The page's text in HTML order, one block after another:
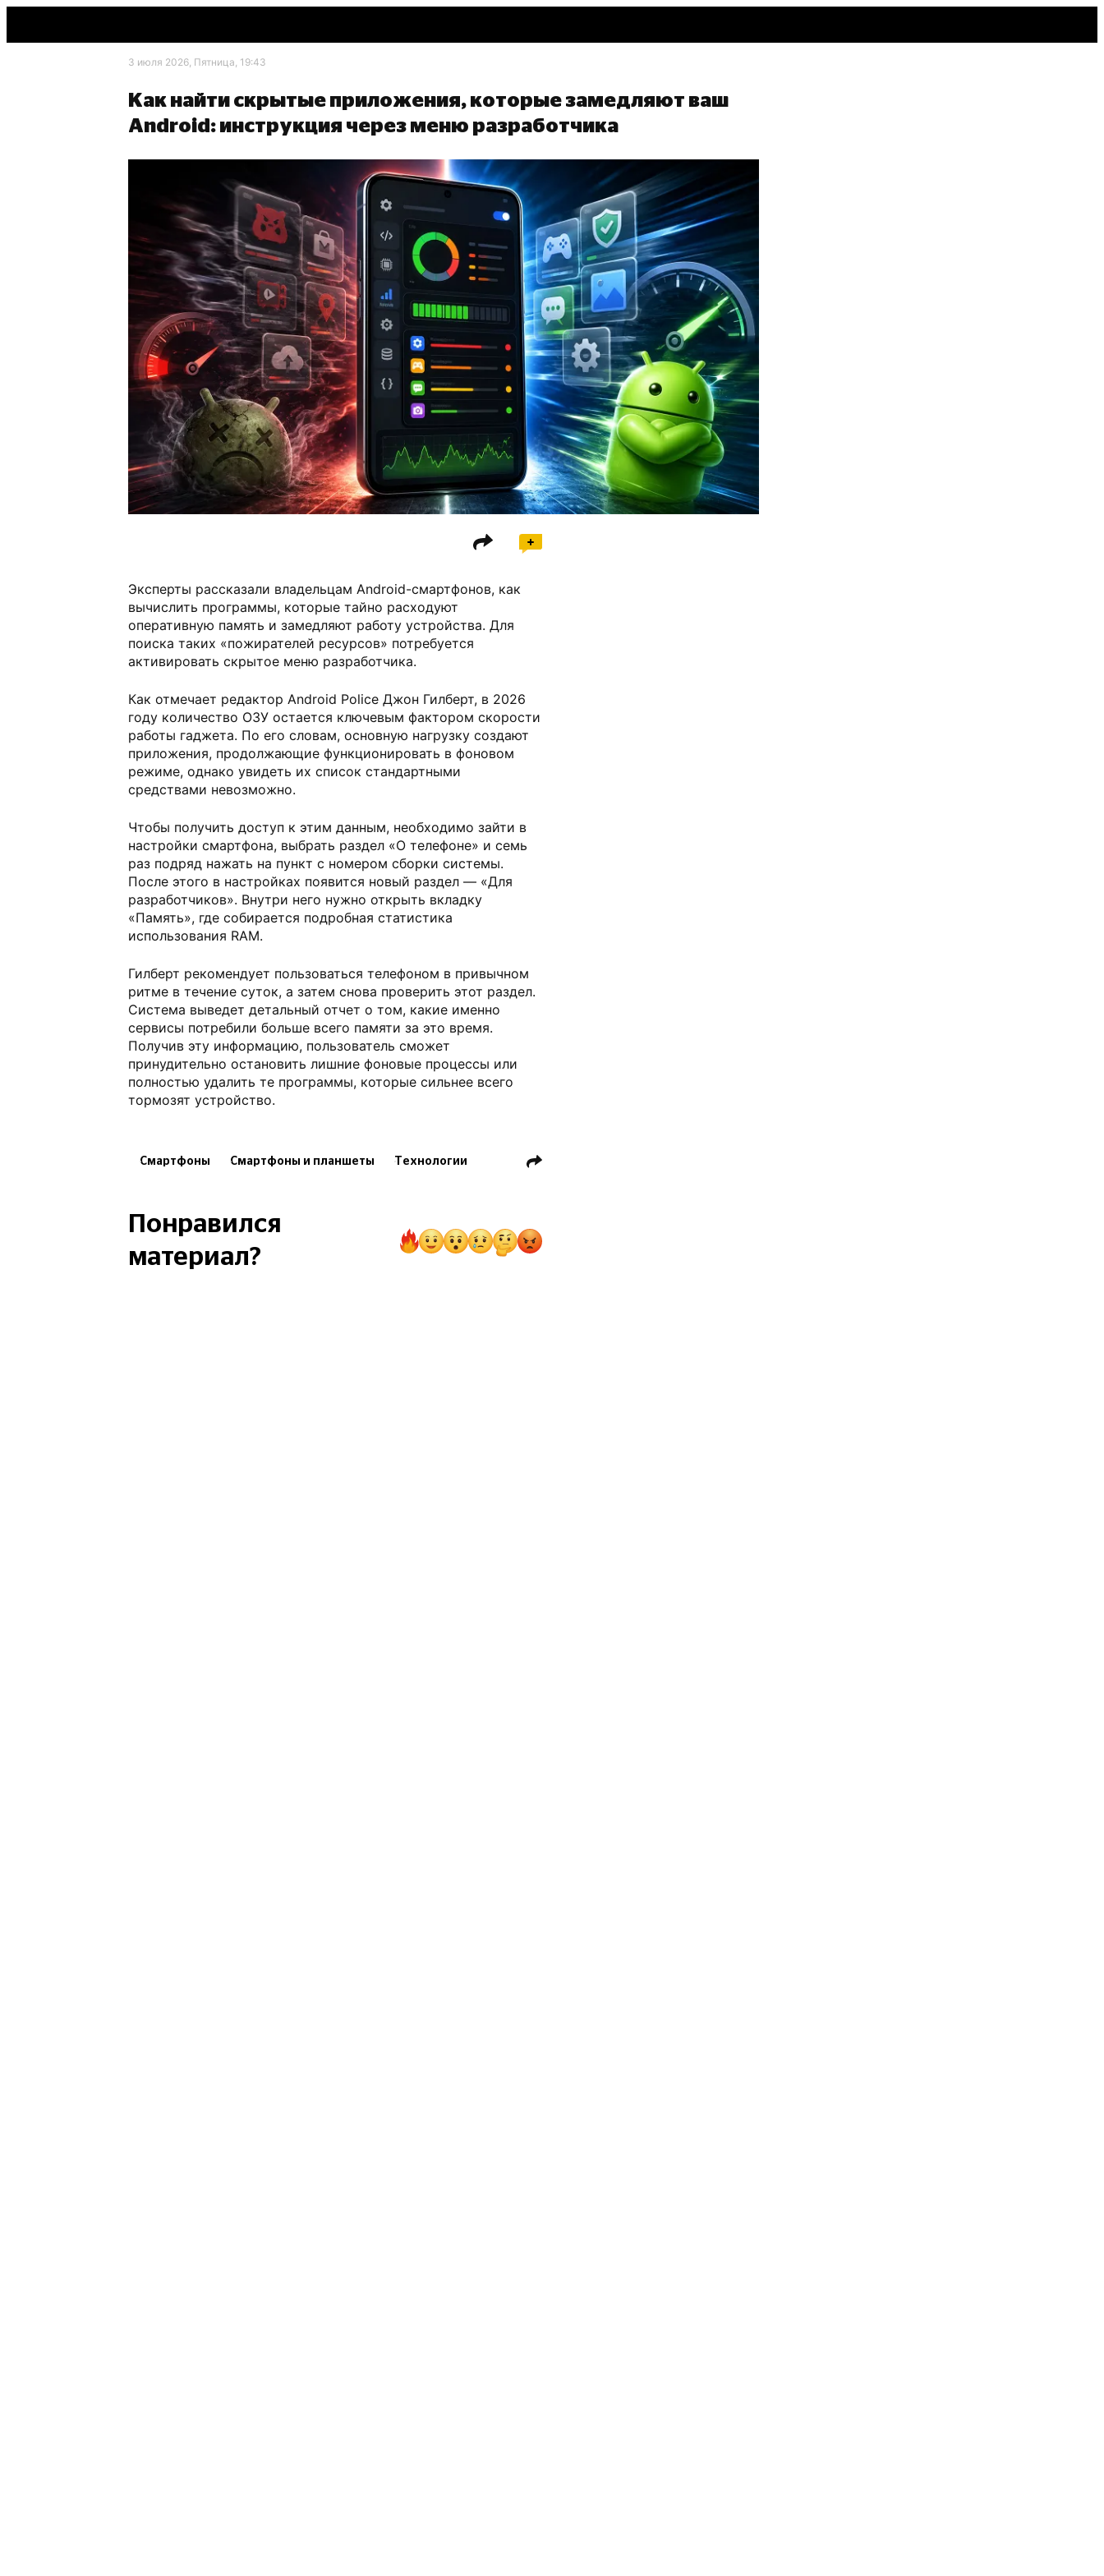
3 июля 2026, Пятница, 19:43
Как найти скрытые приложения, которые замедляют ваш
Android: инструкция через меню разработчика
Эксперты рассказали владельцам Android-смартфонов, как
вычислить программы, которые тайно расходуют
оперативную память и замедляют работу устройства. Для
поиска таких «пожирателей ресурсов» потребуется
активировать скрытое меню разработчика.
Как отмечает редактор Android Police Джон Гилберт, в 2026
году количество ОЗУ остается ключевым фактором скорости
работы гаджета. По его словам, основную нагрузку создают
приложения, продолжающие функционировать в фоновом
режиме, однако увидеть их список стандартными
средствами невозможно.
Чтобы получить доступ к этим данным, необходимо зайти в
настройки смартфона, выбрать раздел «О телефоне» и семь
раз подряд нажать на пункт с номером сборки системы.
После этого в настройках появится новый раздел — «Для
разработчиков». Внутри него нужно открыть вкладку
«Память», где собирается подробная статистика
использования RAM.
Гилберт рекомендует пользоваться телефоном в привычном
ритме в течение суток, а затем снова проверить этот раздел.
Система выведет детальный отчет о том, какие именно
сервисы потребили больше всего памяти за это время.
Получив эту информацию, пользователь сможет
принудительно остановить лишние фоновые процессы или
полностью удалить те программы, которые сильнее всего
тормозят устройство.
Смартфоны Смартфоны и планшеты Технологии
Понравился
материал?